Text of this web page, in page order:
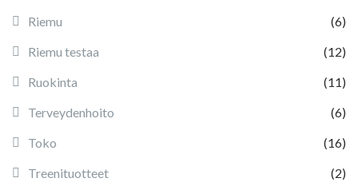
Riemu
(6)
Riemu testaa
(12)
Ruokinta
(11)
Terveydenhoito
(6)
Toko
(16)
Treenituotteet
(2)